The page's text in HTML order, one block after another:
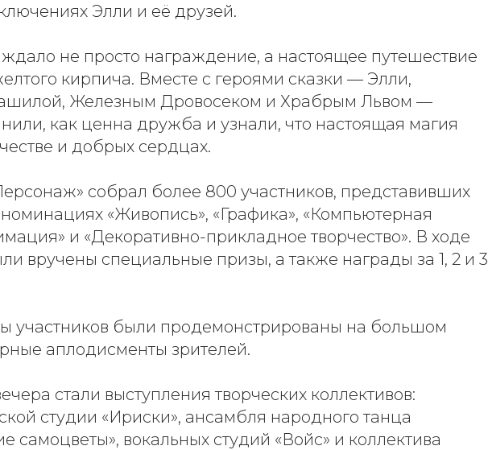
Элли и её друзей.
ждало не просто награждение, а настоящее путешествие
кирпича. Вместе с героями сказки — Элли,
Железным Дровосеком и Храбрым Львом —
как ценна дружба и узнали, что настоящая магия
и добрых сердцах.
собрал более 800 участников, представивших
«Живопись», «Графика», «Компьютерная
и «Декоративно-прикладное творчество». В ходе
вручены специальные призы, а также награды за 1, 2 и 3
участников были продемонстрированы на большом
аплодисменты зрителей.
стали выступления творческих коллективов:
студии «Ириски», ансамбля народного танца
самоцветы», вокальных студий «Войс» и коллектива